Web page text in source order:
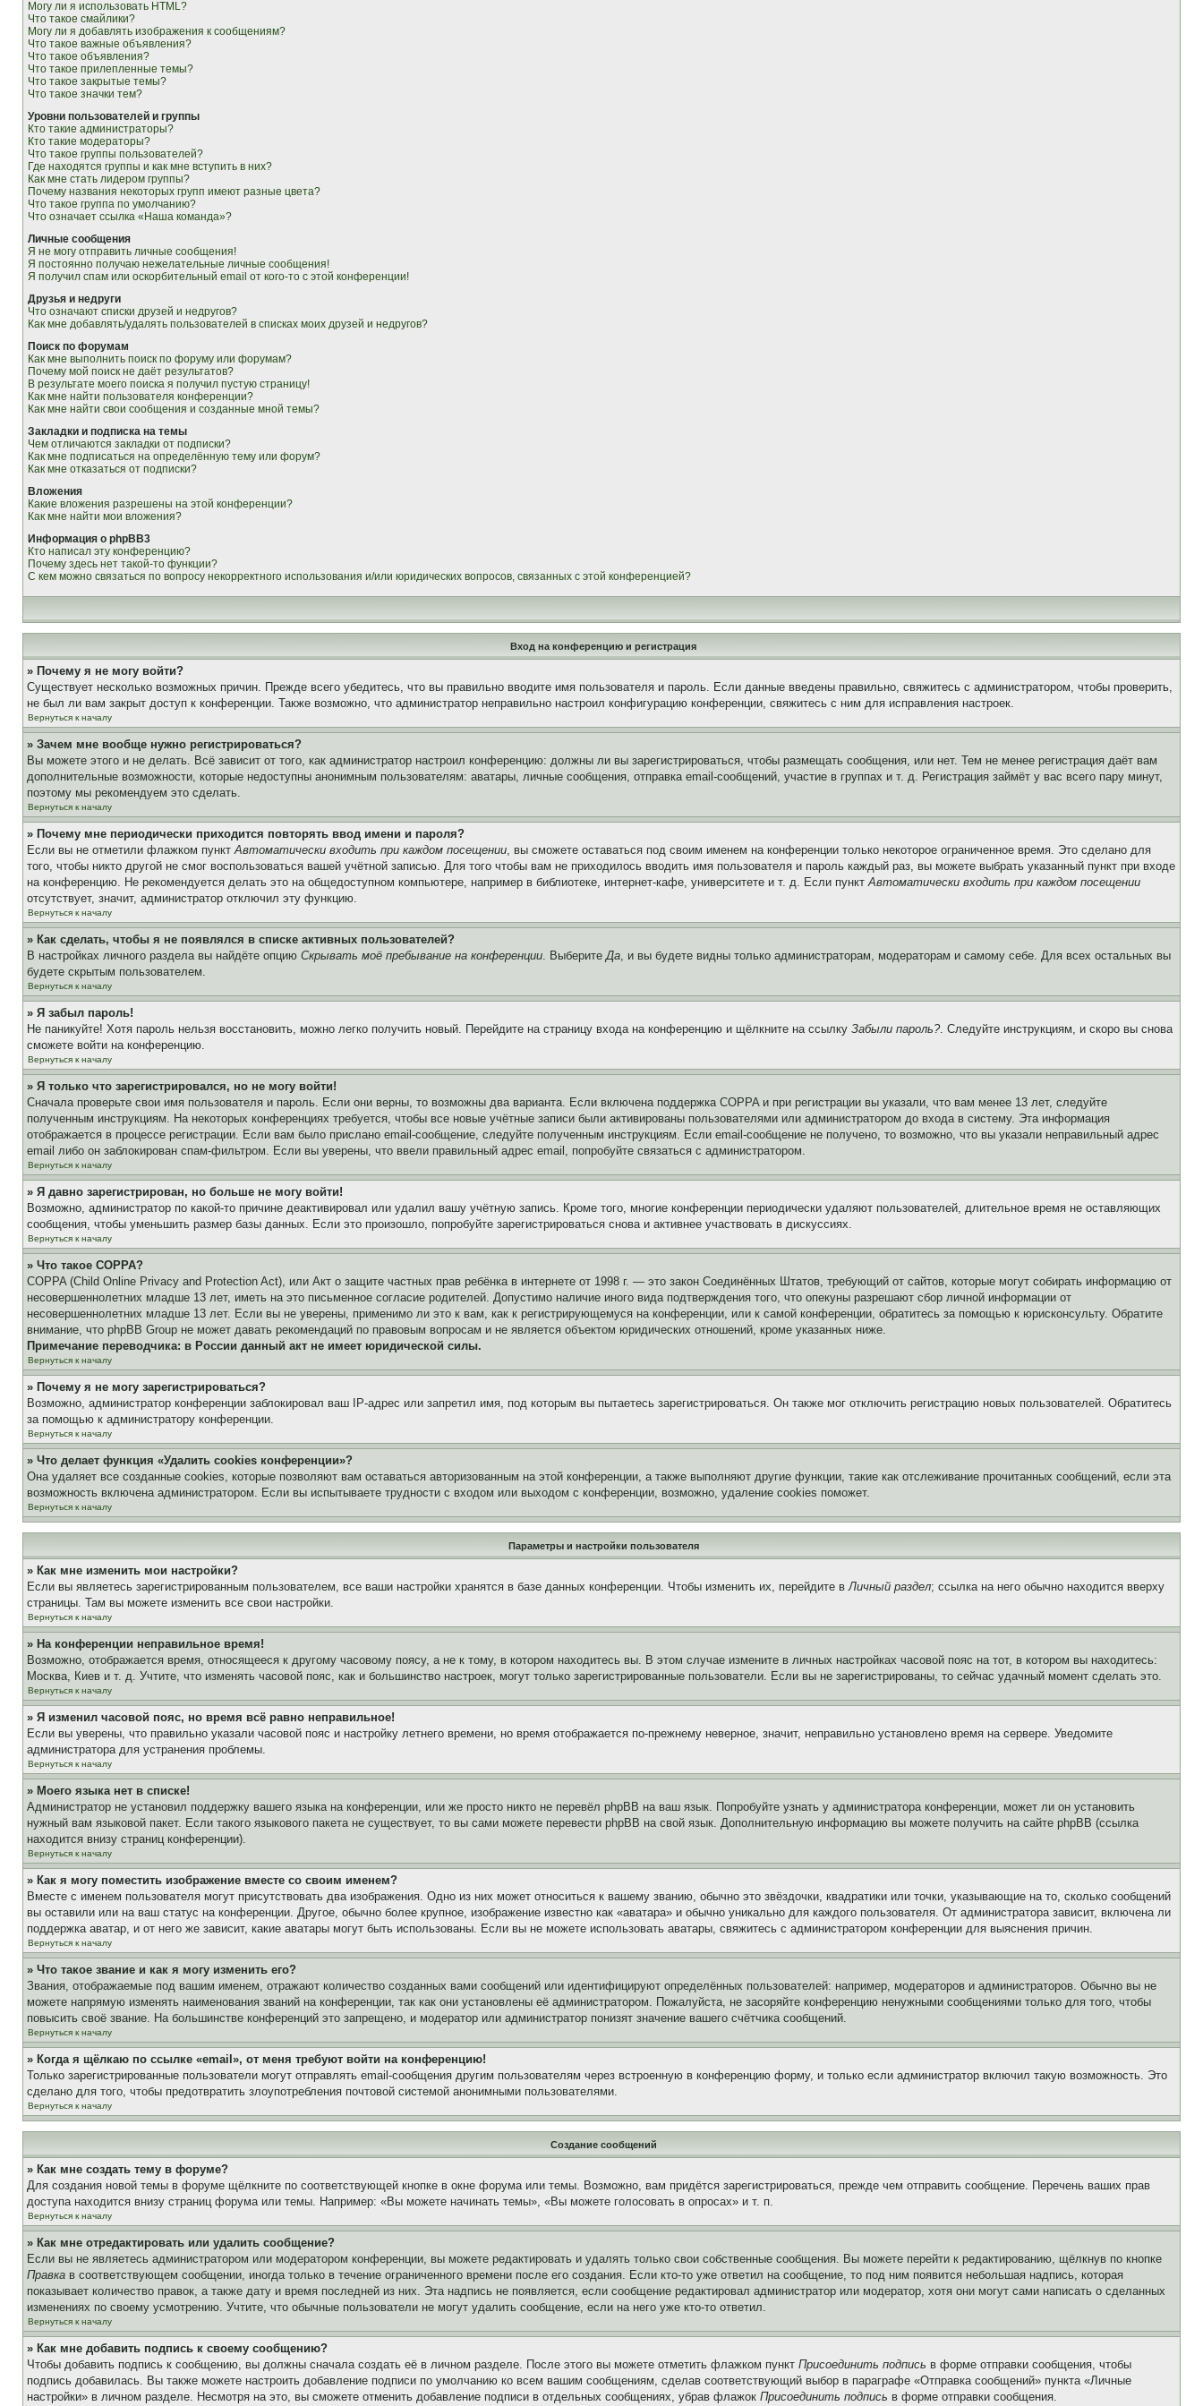
Могу ли я использовать HTML?
Что такое смайлики?
Могу ли я добавлять изображения к сообщениям?
Что такое важные объявления?
Что такое объявления?
Что такое прилепленные темы?
Что такое закрытые темы?
Что такое значки тем?
Уровни пользователей и группы
Кто такие администраторы?
Кто такие модераторы?
Что такое группы пользователей?
Где находятся группы и как мне вступить в них?
Как мне стать лидером группы?
Почему названия некоторых групп имеют разные цвета?
Что такое группа по умолчанию?
Что означает ссылка «Наша команда»?
Личные сообщения
Я не могу отправить личные сообщения!
Я постоянно получаю нежелательные личные сообщения!
Я получил спам или оскорбительный email от кого-то с этой конференции!
Друзья и недруги
Что означают списки друзей и недругов?
Как мне добавлять/удалять пользователей в списках моих друзей и недругов?
Поиск по форумам
Как мне выполнить поиск по форуму или форумам?
Почему мой поиск не даёт результатов?
В результате моего поиска я получил пустую страницу!
Как мне найти пользователя конференции?
Как мне найти свои сообщения и созданные мной темы?
Закладки и подписка на темы
Чем отличаются закладки от подписки?
Как мне подписаться на определённую тему или форум?
Как мне отказаться от подписки?
Вложения
Какие вложения разрешены на этой конференции?
Как мне найти мои вложения?
Информация о phpBB3
Кто написал эту конференцию?
Почему здесь нет такой-то функции?
С кем можно связаться по вопросу некорректного использования и/или юридических вопросов, связанных с этой конференцией?
Вход на конференцию и регистрация
» Почему я не могу войти?
Существует несколько возможных причин. Прежде всего убедитесь, что вы правильно вводите имя пользователя и пароль. Если данные введены правильно, свяжитесь с администратором, чтобы проверить,
не был ли вам закрыт доступ к конференции. Также возможно, что администратор неправильно настроил конфигурацию конференции, свяжитесь с ним для исправления настроек.
Вернуться к началу
» Зачем мне вообще нужно регистрироваться?
Вы можете этого и не делать. Всё зависит от того, как администратор настроил конференцию: должны ли вы зарегистрироваться, чтобы размещать сообщения, или нет. Тем не менее регистрация даёт вам
дополнительные возможности, которые недоступны анонимным пользователям: аватары, личные сообщения, отправка email-сообщений, участие в группах и т. д. Регистрация займёт у вас всего пару минут,
поэтому мы рекомендуем это сделать.
Вернуться к началу
» Почему мне периодически приходится повторять ввод имени и пароля?
Если вы не отметили флажком пунктАвтоматически входить при каждом посещении, вы сможете оставаться под своим именем на конференции только некоторое ограниченное время. Это сделано для
того, чтобы никто другой не смог воспользоваться вашей учётной записью. Для того чтобы вам не приходилось вводить имя пользователя и пароль каждый раз, вы можете выбрать указанный пункт при входе
на конференцию. Не рекомендуется делать это на общедоступном компьютере, например в библиотеке, интернет-кафе, университете и т. д. Если пунктАвтоматически входить при каждом посещении
отсутствует, значит, администратор отключил эту функцию.
Вернуться к началу
» Как сделать, чтобы я не появлялся в списке активных пользователей?
В настройках личного раздела вы найдёте опцию Скрывать моё пребывание на конференции. ВыберитеДа, и вы будете видны только администраторам, модераторам и самому себе. Для всех остальных вы
будете скрытым пользователем.
Вернуться к началу
» Я забыл пароль!
Не паникуйте! Хотя пароль нельзя восстановить, можно легко получить новый. Перейдите на страницу входа на конференцию и щёлкните на ссылку Забыли пароль?. Следуйте инструкциям, и скоро вы снова
сможете войти на конференцию.
Вернуться к началу
» Я только что зарегистрировался, но не могу войти!
Сначала проверьте свои имя пользователя и пароль. Если они верны, то возможны два варианта. Если включена поддержка COPPA и при регистрации вы указали, что вам менее 13 лет, следуйте
полученным инструкциям. На некоторых конференциях требуется, чтобы все новые учётные записи были активированы пользователями или администратором до входа в систему. Эта информация
отображается в процессе регистрации. Если вам было прислано email-сообщение, следуйте полученным инструкциям. Если email-сообщение не получено, то возможно, что вы указали неправильный адрес
email либо он заблокирован спам-фильтром. Если вы уверены, что ввели правильный адрес email, попробуйте связаться с администратором.
Вернуться к началу
» Я давно зарегистрирован, но больше не могу войти!
Возможно, администратор по какой-то причине деактивировал или удалил вашу учётную запись. Кроме того, многие конференции периодически удаляют пользователей, длительное время не оставляющих
сообщения, чтобы уменьшить размер базы данных. Если это произошло, попробуйте зарегистрироваться снова и активнее участвовать в дискуссиях.
Вернуться к началу
» Что такое COPPA?
COPPA (Child Online Privacy and Protection Act), или Акт о защите частных прав ребёнка в интернете от 1998 г. — это закон Соединённых Штатов, требующий от сайтов, которые могут собирать информацию от
несовершеннолетних младше 13 лет, иметь на это письменное согласие родителей. Допустимо наличие иного вида подтверждения того, что опекуны разрешают сбор личной информации от
несовершеннолетних младше 13 лет. Если вы не уверены, применимо ли это к вам, как к регистрирующемуся на конференции, или к самой конференции, обратитесь за помощью к юрисконсульту. Обратите
внимание, что phpBB Group не может давать рекомендаций по правовым вопросам и не является объектом юридических отношений, кроме указанных ниже.
Примечание переводчика: в России данный акт не имеет юридической силы.
Вернуться к началу
» Почему я не могу зарегистрироваться?
Возможно, администратор конференции заблокировал ваш IP-адрес или запретил имя, под которым вы пытаетесь зарегистрироваться. Он также мог отключить регистрацию новых пользователей. Обратитесь
за помощью к администратору конференции.
Вернуться к началу
» Что делает функция «Удалить cookies конференции»?
Она удаляет все созданные cookies, которые позволяют вам оставаться авторизованным на этой конференции, а также выполняют другие функции, такие как отслеживание прочитанных сообщений, если эта
возможность включена администратором. Если вы испытываете трудности с входом или выходом с конференции, возможно, удаление cookies поможет.
Вернуться к началу
Параметры и настройки пользователя
» Как мне изменить мои настройки?
Если вы являетесь зарегистрированным пользователем, все ваши настройки хранятся в базе данных конференции. Чтобы изменить их, перейдите вЛичный раздел; ссылка на него обычно находится вверху
страницы. Там вы можете изменить все свои настройки.
Вернуться к началу
» На конференции неправильное время!
Возможно, отображается время, относящееся к другому часовому поясу, а не к тому, в котором находитесь вы. В этом случае измените в личных настройках часовой пояс на тот, в котором вы находитесь:
Москва, Киев и т. д. Учтите, что изменять часовой пояс, как и большинство настроек, могут только зарегистрированные пользователи. Если вы не зарегистрированы, то сейчас удачный момент сделать это.
Вернуться к началу
» Я изменил часовой пояс, но время всё равно неправильное!
Если вы уверены, что правильно указали часовой пояс и настройку летнего времени, но время отображается по-прежнему неверное, значит, неправильно установлено время на сервере. Уведомите
администратора для устранения проблемы.
Вернуться к началу
» Моего языка нет в списке!
Администратор не установил поддержку вашего языка на конференции, или же просто никто не перевёл phpBB на ваш язык. Попробуйте узнать у администратора конференции, может ли он установить
нужный вам языковой пакет. Если такого языкового пакета не существует, то вы сами можете перевести phpBB на свой язык. Дополнительную информацию вы можете получить на сайте phpBB (ссылка
находится внизу страниц конференции).
Вернуться к началу
» Как я могу поместить изображение вместе со своим именем?
Вместе с именем пользователя могут присутствовать два изображения. Одно из них может относиться к вашему званию, обычно это звёздочки, квадратики или точки, указывающие на то, сколько сообщений
вы оставили или на ваш статус на конференции. Другое, обычно более крупное, изображение известно как «аватара» и обычно уникально для каждого пользователя. От администратора зависит, включена ли
поддержка аватар, и от него же зависит, какие аватары могут быть использованы. Если вы не можете использовать аватары, свяжитесь с администратором конференции для выяснения причин.
Вернуться к началу
» Что такое звание и как я могу изменить его?
Звания, отображаемые под вашим именем, отражают количество созданных вами сообщений или идентифицируют определённых пользователей: например, модераторов и администраторов. Обычно вы не
можете напрямую изменять наименования званий на конференции, так как они установлены её администратором. Пожалуйста, не засоряйте конференцию ненужными сообщениями только для того, чтобы
повысить своё звание. На большинстве конференций это запрещено, и модератор или администратор понизят значение вашего счётчика сообщений.
Вернуться к началу
» Когда я щёлкаю по ссылке «email», от меня требуют войти на конференцию!
Только зарегистрированные пользователи могут отправлять email-сообщения другим пользователям через встроенную в конференцию форму, и только если администратор включил такую возможность. Это
сделано для того, чтобы предотвратить злоупотребления почтовой системой анонимными пользователями.
Вернуться к началу
Создание сообщений
» Как мне создать тему в форуме?
Для создания новой темы в форуме щёлкните по соответствующей кнопке в окне форума или темы. Возможно, вам придётся зарегистрироваться, прежде чем отправить сообщение. Перечень ваших прав
доступа находится внизу страниц форума или темы. Например: «Вы можете начинать темы», «Вы можете голосовать в опросах» и т. п.
Вернуться к началу
» Как мне отредактировать или удалить сообщение?
Если вы не являетесь администратором или модератором конференции, вы можете редактировать и удалять только свои собственные сообщения. Вы можете перейти к редактированию, щёлкнув по кнопке
Правка в соответствующем сообщении, иногда только в течение ограниченного времени после его создания. Если кто-то уже ответил на сообщение, то под ним появится небольшая надпись, которая
показывает количество правок, а также дату и время последней из них. Эта надпись не появляется, если сообщение редактировал администратор или модератор, хотя они могут сами написать о сделанных
изменениях по своему усмотрению. Учтите, что обычные пользователи не могут удалить сообщение, если на него уже кто-то ответил.
Вернуться к началу
» Как мне добавить подпись к своему сообщению?
Чтобы добавить подпись к сообщению, вы должны сначала создать её в личном разделе. После этого вы можете отметить флажком пункт Присоединить подпись в форме отправки сообщения, чтобы
подпись добавилась. Вы также можете настроить добавление подписи по умолчанию ко всем вашим сообщениям, сделав соответствующий выбор в параграфе «Отправка сообщений» пункта «Личные
настройки» в личном разделе. Несмотря на это, вы сможете отменить добавление подписи в отдельных сообщениях, убрав флажок Присоединить подпись в форме отправки сообщения.